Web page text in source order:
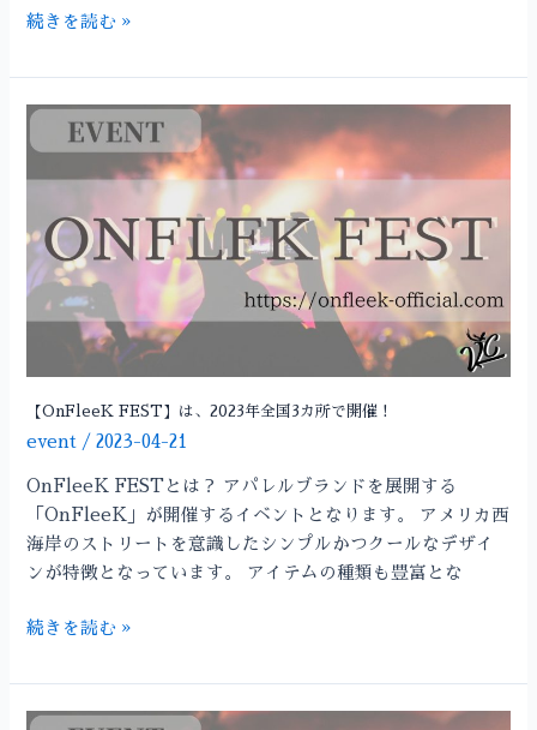
～
日
（日）
ッ
セ
続きを読む »
【OnFleeK FEST】は、2023年全国3カ所で開催！
event /2023-04-21
OnFleeK FESTとは？ アパレルブランドを展開する
「OnFleeK」が開催するイベントとなります。 アメリカ西
海岸のストリートを意識したシンプルかつクールなデザイ
ンが特徴となっています。 アイテムの種類も豊富とな
【OnFleeK
FEST】
年
全
国
3
所
で
続きを読む »
【EZOist